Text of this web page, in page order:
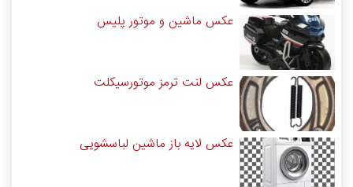
عکس ماشین و موتور پلیس
عکس لنت ترمز موتورسیکلت
عکس لایه باز ماشین لباسشویی